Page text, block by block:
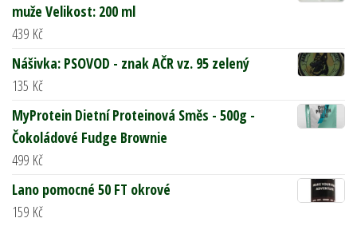
muže Velikost: 200 ml
439 Kč
Nášivka: PSOVOD - znak AČR vz. 95 zelený
135 Kč
MyProtein Dietní Proteinová Směs - 500g -
Čokoládové Fudge Brownie
499 Kč
Lano pomocné 50 FT okrové
159 Kč